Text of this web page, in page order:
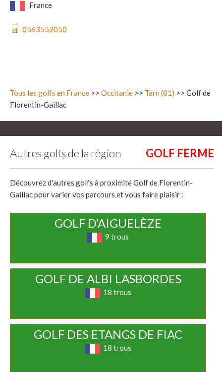
France
0563552050
Tous les golfs en France >> Occitanie >> Tarn (81) >> Golf de
Florentin-Gaillac
Autres golfs de la région
Découvrez d'autres golfs à proximité Golf de Florentin-
Gaillac pour varier vos parcours et vous faire plaisir :
GOLF D’AIGUELÈZE
9 trous
GOLF DE ALBI LASBORDES
18 trous
GOLF DES ETANGS DE FIAC
18 trous